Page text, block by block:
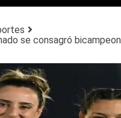
se consagró